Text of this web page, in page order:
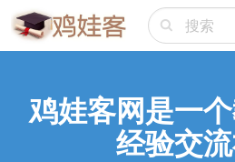
鸡娃客网是一
经验交